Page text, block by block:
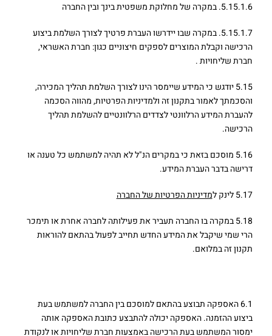
5.15.1.6. במקרה של מחלוקת משפטית בינך ובין החברה
5.15.1.7. במקרה שבו יידרשו העברת פרטיך לצורך השלמת ביצוע
הרכישה וקבלת המוצרים לספקים חיצוניים כגון: חברת האשראי,
חברת שליחויות .
5.15 יודגש כי המידע שיימסר הינו לצורך השלמת תהליך המכירה,
והסכמתך לאמור בתקנון זה ולמדיניות הפרטיות, מהווה הסכמה
להעברת המידע הרלוונטי לצדדים הרלוונטיים להשלמת תהליך
הרכישה.
5.16 מוסכם בזאת כי במקרים הנ"ל לא תהיה למשתמש כל טענה או
דרישה בדבר העברת המידע.
5.17 לינק ל מדיניות הפרטיות של החברה
5.18 במקרה בו החברה תעביר את פעילותה לחברה אחרת או תימכר
הרי שמי שיקבל את המידע החדש תחייב לפעול בהתאם להוראות
תקנון זה במלואם.
6.1 האספקה תבוצע בהתאם למוסכם בין החברה למשתמש בעת
ביצוע ההזמנה. האספקה יכולה להתבצע כתובת האספקה אותה
ימסור המשתמש בעת הרכישה באמצעות חברת שליחויות או לנקודת